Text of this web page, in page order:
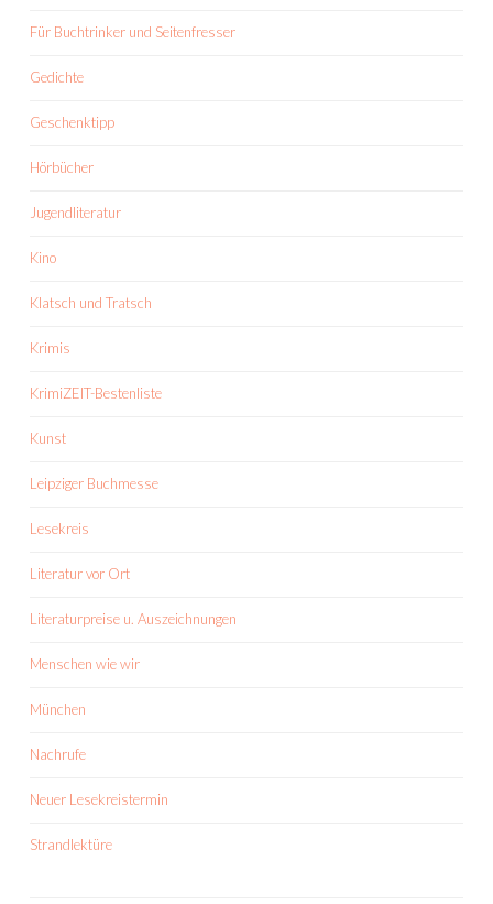
Für Buchtrinker und Seitenfresser
Gedichte
Geschenktipp
Hörbücher
Jugendliteratur
Kino
Klatsch und Tratsch
Krimis
KrimiZEIT-Bestenliste
Kunst
Leipziger Buchmesse
Lesekreis
Literatur vor Ort
Literaturpreise u. Auszeichnungen
Menschen wie wir
München
Nachrufe
Neuer Lesekreistermin
Strandlektüre